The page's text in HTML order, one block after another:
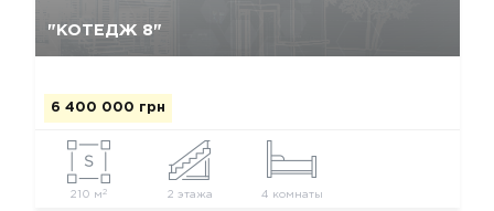
"КОТЕДЖ 8"
6 400 000 грн
210 м 2 2 этажа 4 комнаты